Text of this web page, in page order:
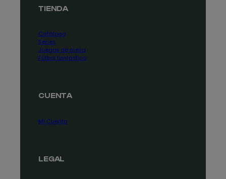
TIENDA
Catálogo
Series
Juegos de mesa
Fútbol fantástico
CUENTA
Mi Cuenta
LEGAL